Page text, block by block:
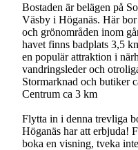
Bostaden är belägen på
Väsby i Höganäs. Här
och grönområden inom
havet finns badplats 3,5
en populär attraktion i
vandringsleder och
Stormarknad och butiker
Centrum ca 3 km
Flytta in i denna trevliga
Höganäs har att erbjuda!
boka en visning, tveka